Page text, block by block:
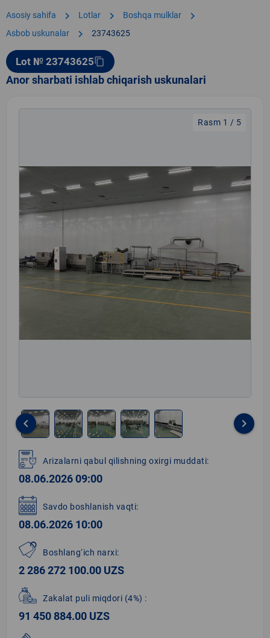
Asosiy sahifa chevron_right Lotlar chevron_right Boshqa mulklar chevron_right
Asbob uskunalar chevron_right 23743625
Lot № 23743625content_copy
Anor sharbati ishlab chiqarish uskunalari
Rasm 1 / 5
1
of
5
keyboard_arrow_left keyboard_arrow_right
Arizalarni qabul qilishning oxirgi muddati:
08.06.2026 09:00
Savdo boshlanish vaqti:
08.06.2026 10:00
Boshlang‘ich narxi:
2 286 272 100.00 UZS
Zakalat puli miqdori (4%) :
91 450 884.00 UZS